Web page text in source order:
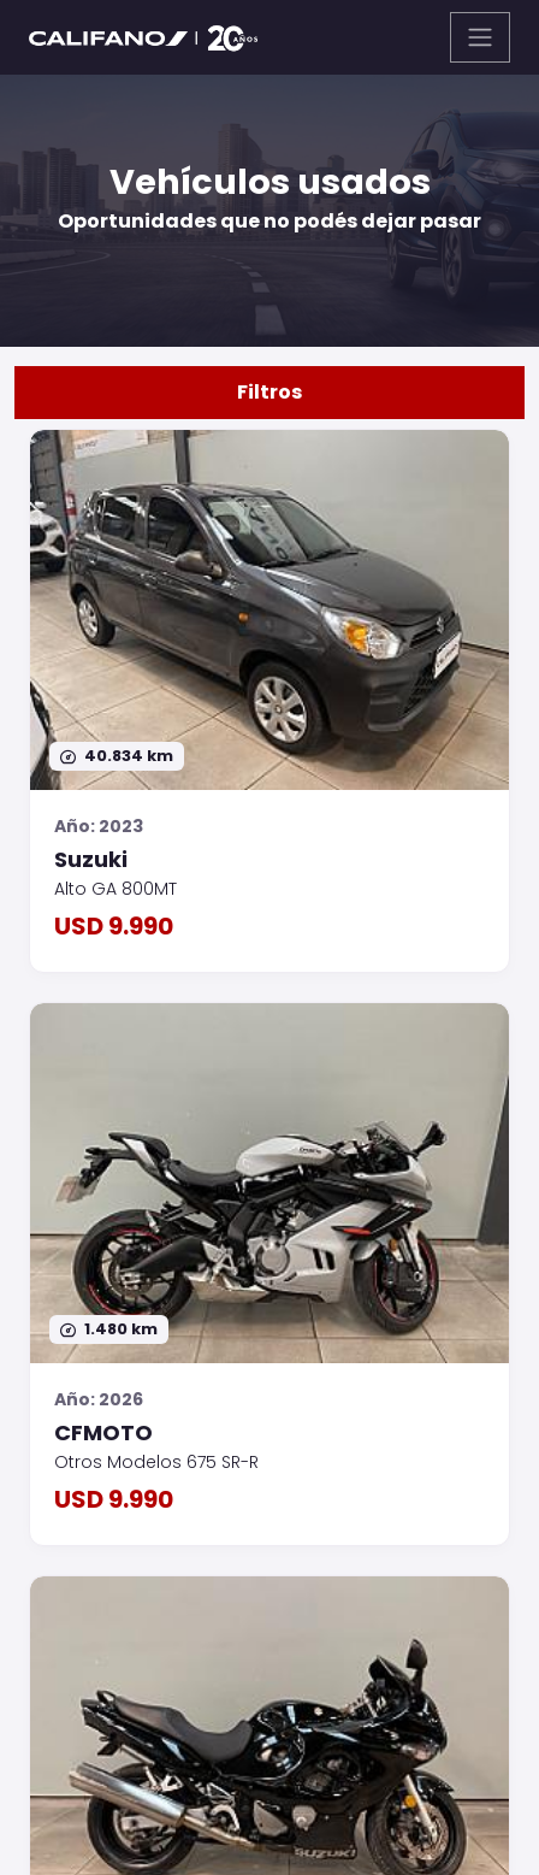
Vehículos usados
Oportunidades que no podés dejar pasar
Filtros
40.834 km
Año: 2023
Suzuki
Alto GA 800MT
USD 9.990
1.480 km
Año: 2026
CFMOTO
Otros Modelos 675 SR-R
USD 9.990